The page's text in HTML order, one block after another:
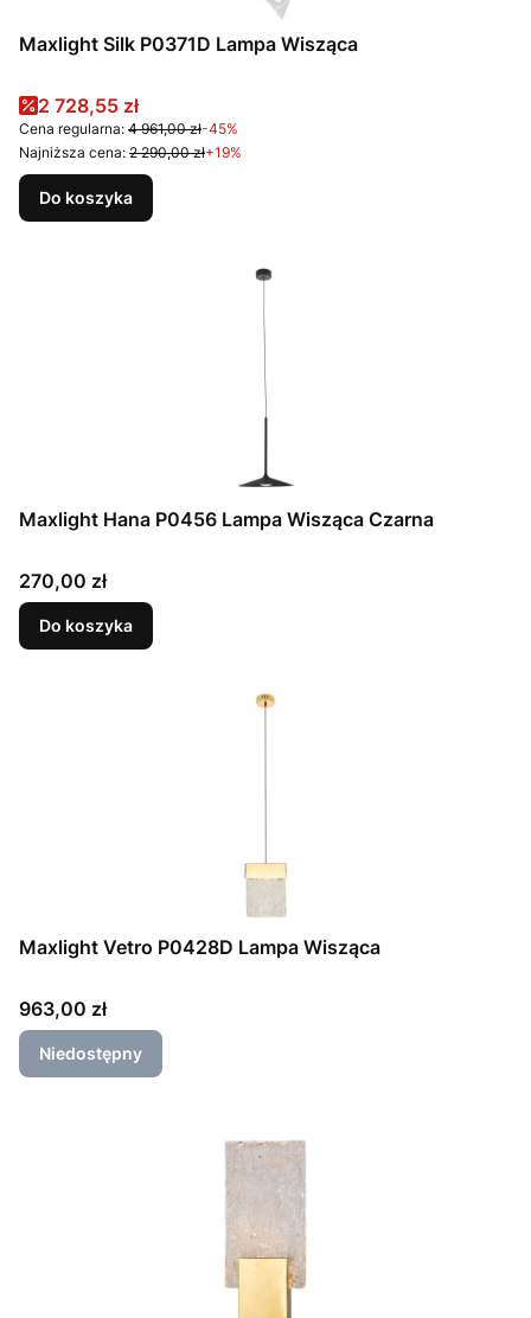
Maxlight Silk P0371D Lampa Wisząca
Cena promocyjna
2 728,55 zł
Cena regularna: 4 961,00 zł-45%
Najniższa cena: 2 290,00 zł+19%
Do koszyka
Maxlight Hana P0456 Lampa Wisząca Czarna
Cena
270,00 zł
Do koszyka
Maxlight Vetro P0428D Lampa Wisząca
Cena
963,00 zł
Niedostępny